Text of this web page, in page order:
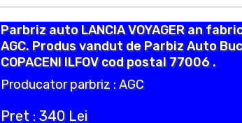
Parbriz auto LANCIA VOYAGER an
AGC. Produs vandut de Parbiz Auto
COPACENI ILFOV cod postal 77006 .
Producator parbriz : AGC
Pret : 340 Lei